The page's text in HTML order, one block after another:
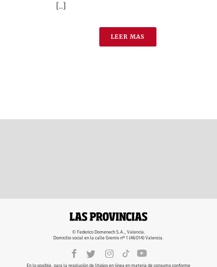
[...]
LEER MAS
© Federico Domenech S.A., Valencia.
Domicilio social en la calle Gremis nº 1 (46014) Valencia.
En lo posible, para la resolución de litigios en línea en materia de consumo conforme